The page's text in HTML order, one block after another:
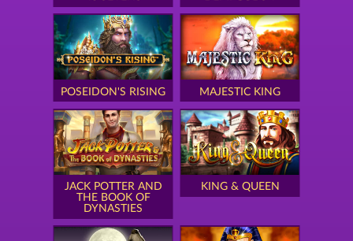
POSEIDON'S RISING MAJESTIC KING
JACK POTTER AND
THE BOOK OF
DYNASTIES
KING & QUEEN